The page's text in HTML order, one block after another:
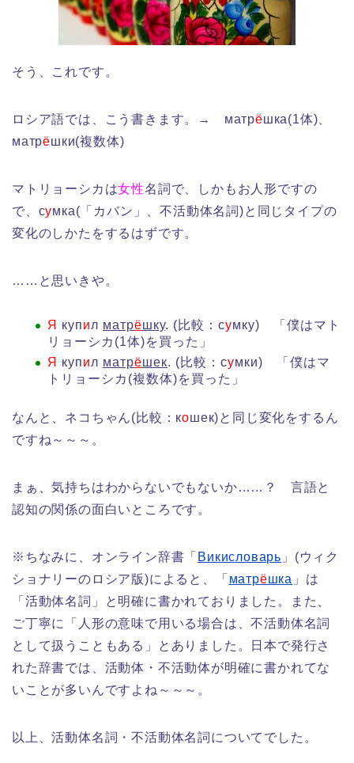
そう、これです。
ロシア語では、こう書きます。→ матрёшка(1体)、
матрёшки(複数体)
マトリョーシカは女性名詞で、しかもお人形ですの
で、сумка(「カバン」、不活動体名詞)と同じタイプの
変化のしかたをするはずです。
……と思いきや。
Я купил матрёшку. (比較：сумку) 「僕はマト
リョーシカ(1体)を買った」
Я купил матрёшек. (比較：сумки) 「僕はマ
トリョーシカ(複数体)を買った」
なんと、ネコちゃん(比較：кошек)と同じ変化をするん
ですね～～～。
まぁ、気持ちはわからないでもないか……？ 言語と
認知の関係の面白いところです。
※ちなみに、オンライン辞書「 Викисловарь 」(ウィク
ショナリーのロシア版)によると、「 матрёшка 」は
「活動体名詞」と明確に書かれておりました。また、
ご丁寧に「人形の意味で用いる場合は、不活動体名詞
として扱うこともある」とありました。日本で発行さ
れた辞書では、活動体・不活動体が明確に書かれてな
いことが多いんですよね～～～。
以上、活動体名詞・不活動体名詞についてでした。